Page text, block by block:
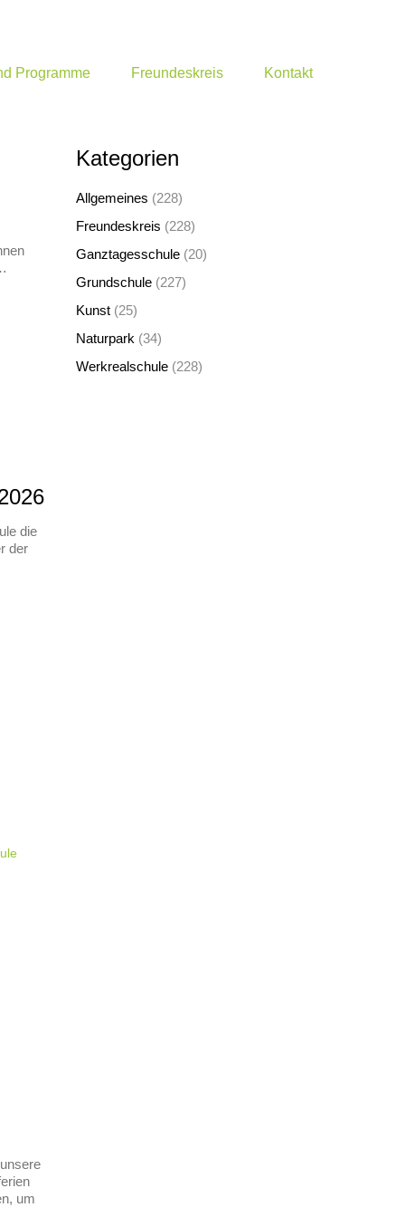
Programme Freundeskreis Kontakt
die
der
um
Kategorien
Allgemeines (228)
Freundeskreis (228)
Ganztagesschule(20)
Grundschule(227)
Kunst(25)
Naturpark (34)
Werkrealschule(228)